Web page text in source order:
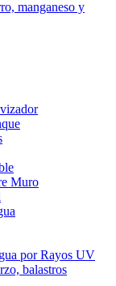
manganeso y
Muro
por Rayos UV
balastros